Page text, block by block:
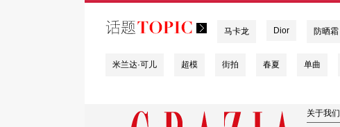
马卡龙 Dior 防晒霜
米兰达·可儿 超模 街拍 春夏 单曲
关于我们